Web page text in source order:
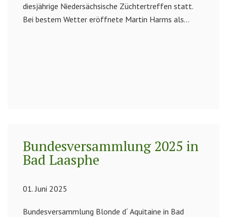
diesjährige Niedersächsische Züchtertreffen statt.
Bei bestem Wetter eröffnete Martin Harms als...
Bundesversammlung 2025 in
Bad Laasphe
01. Juni 2025
Bundesversammlung Blonde d´ Aquitaine in Bad